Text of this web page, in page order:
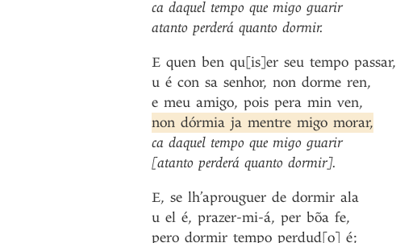
ca daquel tempo que migo guarir
atanto perderá quanto dormir.
E quen ben qu[is]er seu tempo passar,
u é con sa senhor, non dorme ren,
e meu amigo, pois pera min ven,
non dórmia ja mentre migo morar,
ca daquel tempo que migo guarir
[atanto perderá quanto dormir].
E, se lh’aprouguer de dormir ala
u el é, prazer-mi-á, per bõa fe,
pero dormir tempo perdud[o] é;